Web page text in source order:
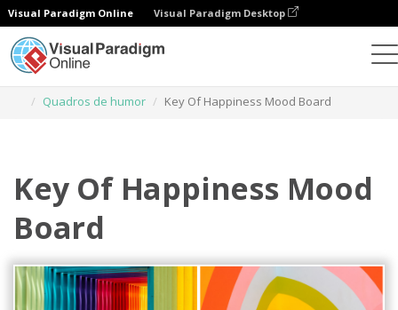
Visual Paradigm Online Visual Paradigm Desktop
Quadros de humor
Key Of Happiness Mood Board
Key Of Happiness Mood
Board